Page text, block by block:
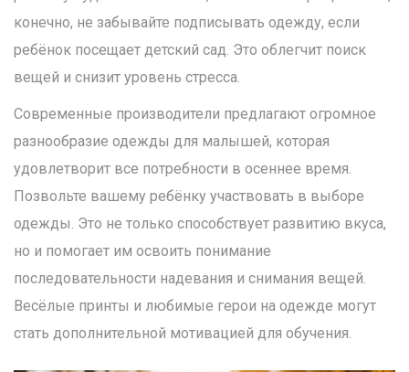
конечно, не забывайте подписывать одежду, если
ребёнок посещает детский сад. Это облегчит поиск
вещей и снизит уровень стресса.
Современные производители предлагают огромное
разнообразие одежды для малышей, которая
удовлетворит все потребности в осеннее время.
Позвольте вашему ребёнку участвовать в выборе
одежды. Это не только способствует развитию вкуса,
но и помогает им освоить понимание
последовательности надевания и снимания вещей.
Весёлые принты и любимые герои на одежде могут
стать дополнительной мотивацией для обучения.